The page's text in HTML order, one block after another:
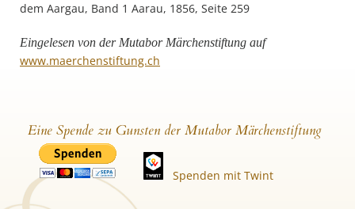
dem Aargau, Band 1 Aarau, 1856, Seite 259
Eingelesen von der Mutabor Märchenstiftung auf
www.maerchenstiftung.ch
Eine Spende zu Gunsten der Mutabor Märchenstiftung
Spenden mit Twint